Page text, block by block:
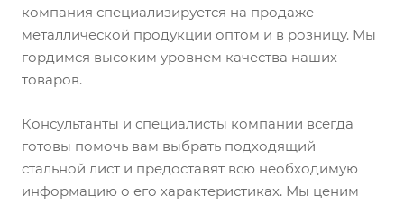
компания специализируется на продаже
металлической продукции оптом и в розницу. Мы
гордимся высоким уровнем качества наших
товаров.
Консультанты и специалисты компании всегда
готовы помочь вам выбрать подходящий
стальной лист и предоставят всю необходимую
информацию о его характеристиках. Мы ценим